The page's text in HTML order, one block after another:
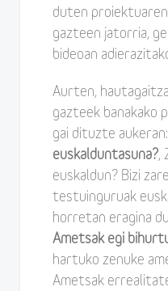
duten proiektuaren
gazteen jatorria,
bideoan
Aurten,
gazteek banakako
gai dituzte aukeran:
euskalduntasuna?,
euskaldun? Bizi
testuinguruak
horretan eragina
Ametsak egi
hartuko zenuke
Ametsak